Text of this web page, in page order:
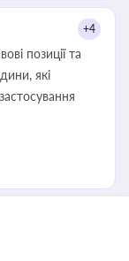
+4
позиції та
які